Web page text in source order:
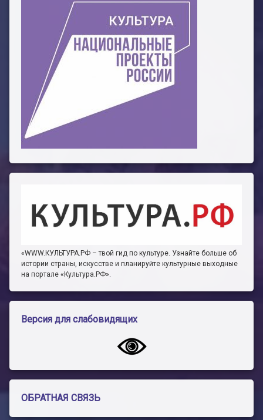
«WWW.КУЛЬТУРА.РФ – твой гид по культуре. Узнайте больше об
истории страны, искусстве и планируйте культурные выходные
на портале «Культура.РФ».
Версия для слабовидящих
ОБРАТНАЯ СВЯЗЬ